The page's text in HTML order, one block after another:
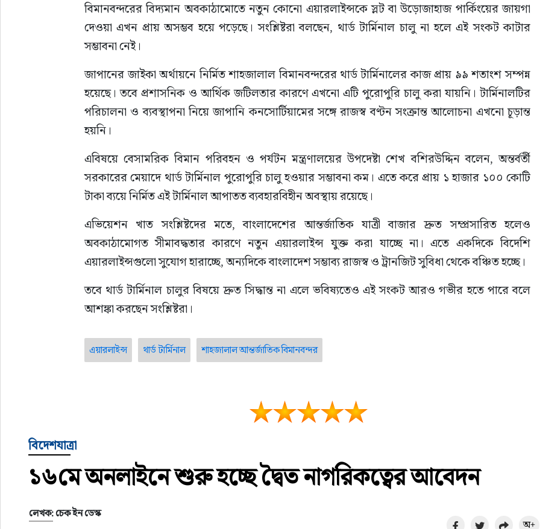
বিমানবন্দরের বিদ্যমান অবকাঠামোতে নতুন কোনো এয়ারলাইন্সকে স্লট বা উড়োজাহাজ পার্কিংয়ের জায়গা
দেওয়া এখন প্রায় অসম্ভব হয়ে পড়েছে। সংশ্লিষ্টরা বলছেন, থার্ড টার্মিনাল চালু না হলে এই সংকট কাটার
সম্ভাবনা নেই।
জাপানের জাইকা অর্থায়নে নির্মিত শাহজালাল বিমানবন্দরের থার্ড টার্মিনালের কাজ প্রায় ৯৯ শতাংশ সম্পন্ন
হয়েছে। তবে প্রশাসনিক ও আর্থিক জটিলতার কারণে এখনো এটি পুরোপুরি চালু করা যায়নি। টার্মিনালটির
পরিচালনা ও ব্যবস্থাপনা নিয়ে জাপানি কনসোর্টিয়ামের সঙ্গে রাজস্ব বণ্টন সংক্রান্ত আলোচনা এখনো চূড়ান্ত
হয়নি।
এবিষয়ে বেসামরিক বিমান পরিবহন ও পর্যটন মন্ত্রণালয়ের উপদেষ্টা শেখ বশিরউদ্দিন বলেন, অন্তর্বর্তী
সরকারের মেয়াদে থার্ড টার্মিনাল পুরোপুরি চালু হওয়ার সম্ভাবনা কম। এতে করে প্রায় ১ হাজার ১০০ কোটি
টাকা ব্যয়ে নির্মিত এই টার্মিনাল আপাতত ব্যবহারবিহীন অবস্থায় রয়েছে।
এভিয়েশন খাত সংশ্লিষ্টদের মতে, বাংলাদেশের আন্তর্জাতিক যাত্রী বাজার দ্রুত সম্প্রসারিত হলেও
অবকাঠামোগত সীমাবদ্ধতার কারণে নতুন এয়ারলাইন্স যুক্ত করা যাচ্ছে না। এতে একদিকে বিদেশি
এয়ারলাইন্সগুলো সুযোগ হারাচ্ছে, অন্যদিকে বাংলাদেশ সম্ভাব্য রাজস্ব ও ট্রানজিট সুবিধা থেকে বঞ্চিত হচ্ছে।
তবে থার্ড টার্মিনাল চালুর বিষয়ে দ্রুত সিদ্ধান্ত না এলে ভবিষ্যতেও এই সংকট আরও গভীর হতে পারে বলে
আশঙ্কা করছেন সংশ্লিষ্টরা।
এয়ারলাইন্স থার্ড টার্মিনাল শাহজালাল আন্তর্জাতিক বিমানবন্দর
বিদেশযাত্রা
১৬মে অনলাইনে শুরু হচ্ছে দ্বৈত নাগরিকত্বের আবেদন
লেখক: চেক ইন ডেস্ক
অ+